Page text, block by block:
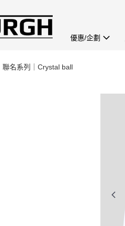
優惠/企劃
聯名系列｜Crystal ball